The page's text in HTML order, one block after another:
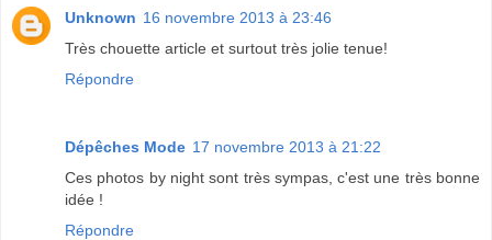
Unknown 16 novembre 2013 à 23:46
Très chouette article et surtout très jolie tenue!
Répondre
Dépêches Mode 17 novembre 2013 à 21:22
Ces photos by night sont très sympas, c'est une très bonne
idée !
Répondre